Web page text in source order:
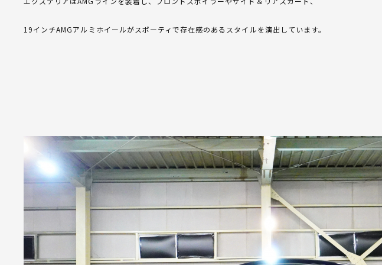
19インチAMGアルミホイールがスポーティで存在感のあるスタイルを演出しています。